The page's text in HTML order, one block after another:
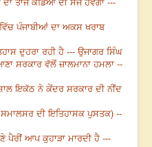
ਪੰਜਾਬੀਆਂ ਦਾ ਅਕਸ ਖਰਾਬ
ਦੁਹਰਾ ਰਹੀ ਹੈ --- ਉਜਾਗਰ ਸਿੰਘ
ਸਰਕਾਰ ਵੱਲੋਂ ਜ਼ਾਲਮਾਨਾ ਹਮਲਾ --
ਇਕੱਠ ਨੇ ਕੇਂਦਰ ਸਰਕਾਰ ਦੀ ਨੀਂਦ
ਦੀ ਇਤਿਹਾਸਕ ਪੁਸਤਕ) --
ਆਪ ਕੁਹਾੜਾ ਮਾਰਦੀ ਹੈ ---